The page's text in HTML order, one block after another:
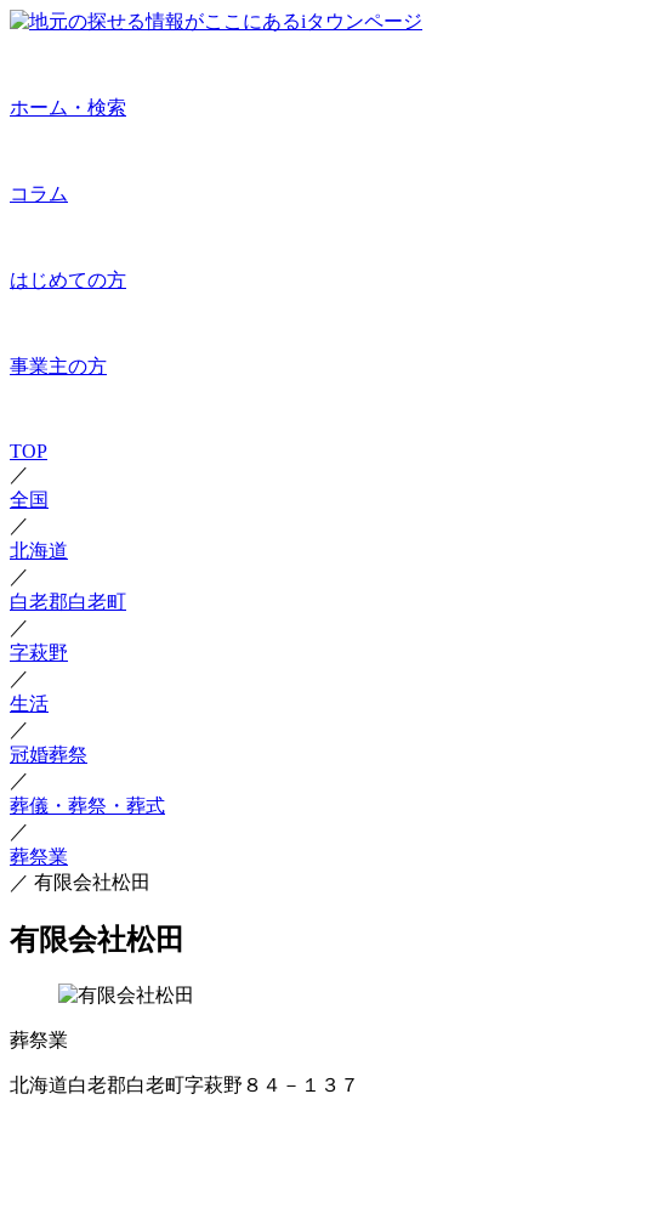
ホーム・検索
コラム
はじめての方
事業主の方
TOP
／
全国
／
北海道
／
白老郡白老町
／
字萩野
／
生活
／
冠婚葬祭
／
葬儀・葬祭・葬式
／
葬祭業
／ 有限会社松田
有限会社松田
葬祭業
北海道白老郡白老町字萩野８４－１３７